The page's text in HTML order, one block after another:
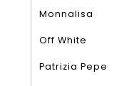
Monnalisa
Off White
Patrizia Pepe